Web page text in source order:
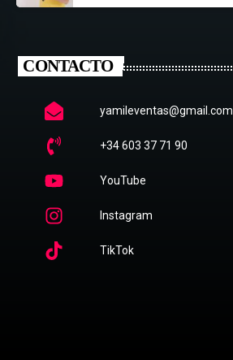
CONTACTO
yamileventas@gmail.com
+34 603 37 71 90
YouTube
Instagram
TikTok